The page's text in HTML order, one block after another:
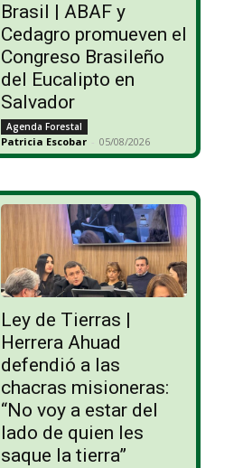
Brasil | ABAF y
Cedagro promueven el
Congreso Brasileño
del Eucalipto en
Salvador
Agenda Forestal
Patricia Escobar - 05/08/2026
Ley de Tierras |
Herrera Ahuad
defendió a las
chacras misioneras:
“No voy a estar del
lado de quien les
saque la tierra”